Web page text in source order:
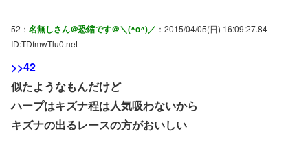
52： 名無しさん＠恐縮です＠＼(^o^)／ ：2015/04/05(日) 16:09:27.84
ID:TDfmwTlu0.net
>>42
似たようなもんだけど
ハープはキズナ程は人気吸わないから
キズナの出るレースの方がおいしい